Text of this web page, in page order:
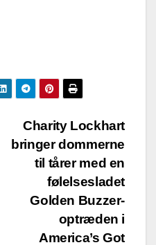
Charity Lockhart
bringer dommerne
til tårer med en
følelsesladet
Golden Buzzer-
optræden i
America’s Got